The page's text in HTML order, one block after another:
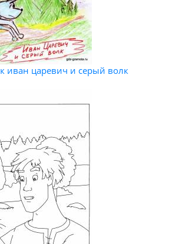
иван царевич и серый волк